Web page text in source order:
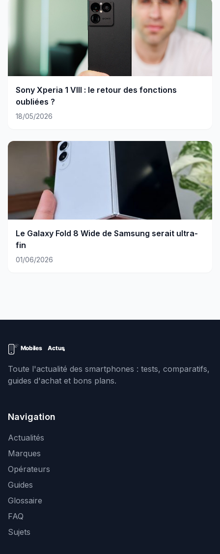
Sony Xperia 1 VIII : le retour des fonctions
oubliées ?
18/05/2026
Le Galaxy Fold 8 Wide de Samsung serait ultra-
fin
01/06/2026
Toute l'actualité des smartphones : tests, comparatifs,
guides d'achat et bons plans.
Navigation
Actualités
Marques
Opérateurs
Guides
Glossaire
FAQ
Sujets